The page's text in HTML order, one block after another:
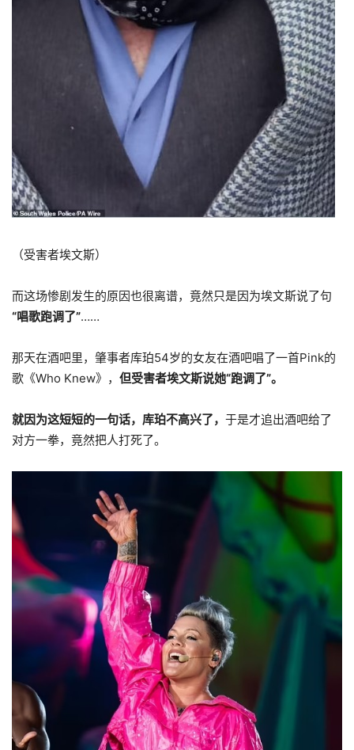
（受害者埃文斯）
而这场惨剧发生的原因也很离谱，竟然只是因为埃文斯说了句
“唱歌跑调了”……
那天在酒吧里，肇事者库珀54岁的女友在酒吧唱了一首Pink的
歌《Who Knew》， 但受害者埃文斯说她“跑调了”。
就因为这短短的一句话，库珀不高兴了， 于是才追出酒吧给了
对方一拳，竟然把人打死了。